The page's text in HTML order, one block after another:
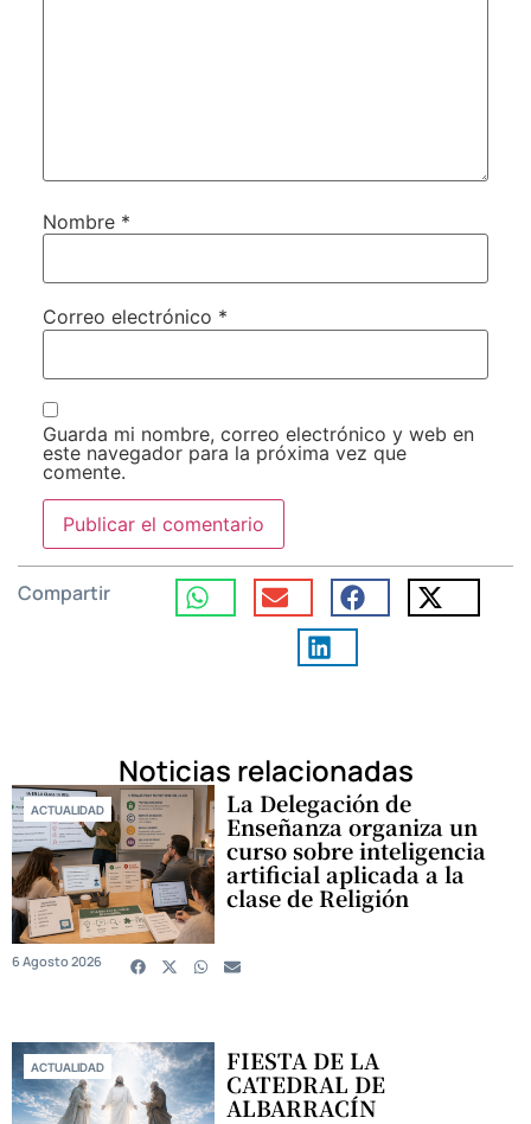
Nombre *
Correo electrónico *
Guarda mi nombre, correo electrónico y web en
este navegador para la próxima vez que
comente.
Compartir
Noticias relacionadas
ACTUALIDAD La Delegación de
Enseñanza organiza un
curso sobre inteligencia
artificial aplicada a la
clase de Religión
6 Agosto 2026
ACTUALIDAD FIESTA DE LA
CATEDRAL DE
ALBARRACÍN